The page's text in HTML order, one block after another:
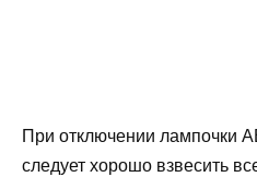
При отключении лампочки
следует хорошо взвесить